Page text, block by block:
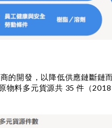
的開發，以降低供應鏈斷鏈
物料多元貨源共 35 件（